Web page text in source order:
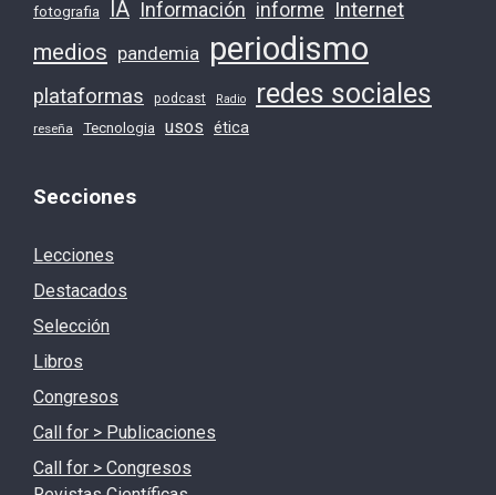
fotografia IA Información informe Internet
medios pandemia periodismo
plataformas podcast Radio redes sociales
reseña Tecnologia usos ética
Secciones
Lecciones
Destacados
Selección
Libros
Congresos
Call for > Publicaciones
Call for > Congresos